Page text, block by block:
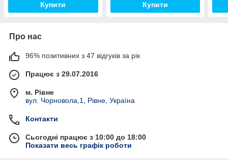
Купити Купити
Про нас
96% позитивних з 47 відгуків за рік
Працює з 29.07.2016
м. Рівне
вул. Чорновола,1, Рівне, Україна
Контакти
Сьогодні працює з 10:00 до 18:00
Показати весь графік роботи